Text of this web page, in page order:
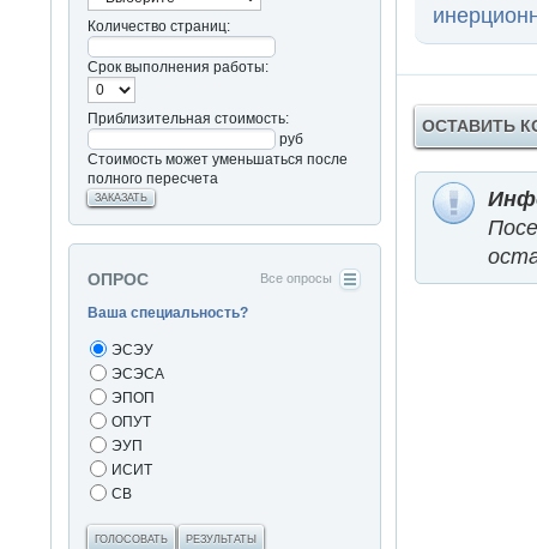
ОСТАВИТЬ
Количество страниц:
Срок выполнения работы:
Приблизительная стоимость:
руб
Стоимость может уменьшаться после
полного пересчета
ЗАКАЗАТЬ
ОПРОС Все опросы
Ваша специальность?
ЭСЭУ
ЭСЭСА
ЭПОП
ОПУТ
ЭУП
ИСИТ
СВ
ГОЛОСОВАТЬ РЕЗУЛЬТАТЫ